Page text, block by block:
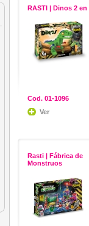
RASTI | Dinos 2 en
Cod. 01-1096
Ver
Rasti | Fábrica de
Monstruos